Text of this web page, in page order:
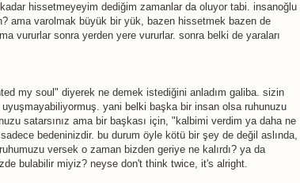
hissetmeyeyim dediğim zamanlar da oluyor tabi. insanoğlu
ama varolmak büyük bir yük, bazen hissetmek bazen de
vururlar sonra yerden yere vururlar. sonra belki de yaraları
my soul" diyerek ne demek istediğini anladım galiba. sizin
yani belki başka bir insan olsa ruhunuzu
satarsınız ama bir başkası için, "kalbimi verdim ya daha ne
bedeninizdir. bu durum öyle kötü bir şey de değil aslında,
versek o zaman bizden geriye ne kalırdı? ya da
bulabilir miyiz? neyse don't think twice, it's alright.